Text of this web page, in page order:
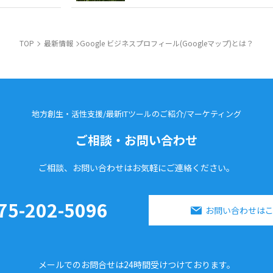
TOP 最新情報 Google ビジネスプロフィール(Googleマップ)とは？
地方創生・活性支援/最新ITツールのご紹介/マーケティング
ご相談・お問い合わせ
ご相談、お問い合わせはお気軽にご連絡ください。
202-5096 お問い合わせは
メールでのお問合せは24時間受けつけております。